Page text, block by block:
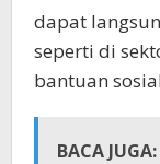
dapat
seperti di
bantuan
BACA JUGA: